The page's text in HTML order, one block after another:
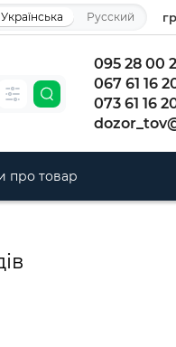
Українська Русский
095 28 00
067 61 16
073 61 16
про товар